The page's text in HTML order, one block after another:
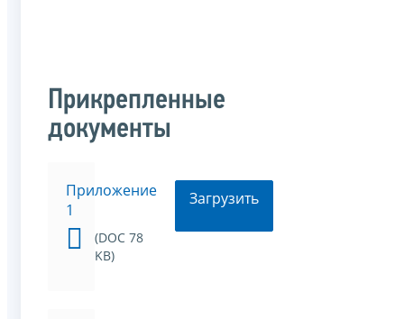
Прикрепленные
документы
Приложение
1
(DOC 78
KB)
Загрузить